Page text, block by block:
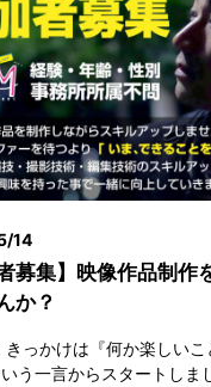
14
募集】映像作品制作
か？
きっかけは『何か楽しいこ
う一言からスタートしま